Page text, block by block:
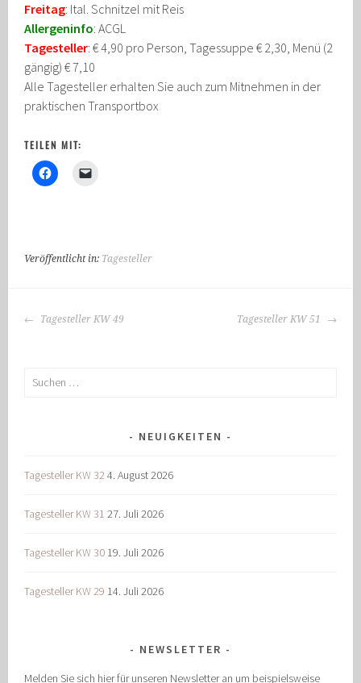
Freitag: Ital. Schnitzel mit Reis
Allergeninfo: ACGL
Tagesteller: € 4,90 pro Person, Tagessuppe € 2,30, Menü (2
gängig) € 7,10
Alle Tagesteller erhalten Sie auch zum Mitnehmen in der
praktischen Transportbox
TEILEN MIT:
Veröffentlicht in: Tagesteller
BEITRAGS-
Tagesteller KW 49 Tagesteller KW 51
Suchen
NEUIGKEITEN
Tagesteller KW 324. August 2026
Tagesteller KW 31 27. Juli 2026
Tagesteller KW 30 19. Juli 2026
Tagesteller KW 29 14. Juli 2026
NEWSLETTER
Melden Sie sich hier für unseren Newsletter an um beispielsweise